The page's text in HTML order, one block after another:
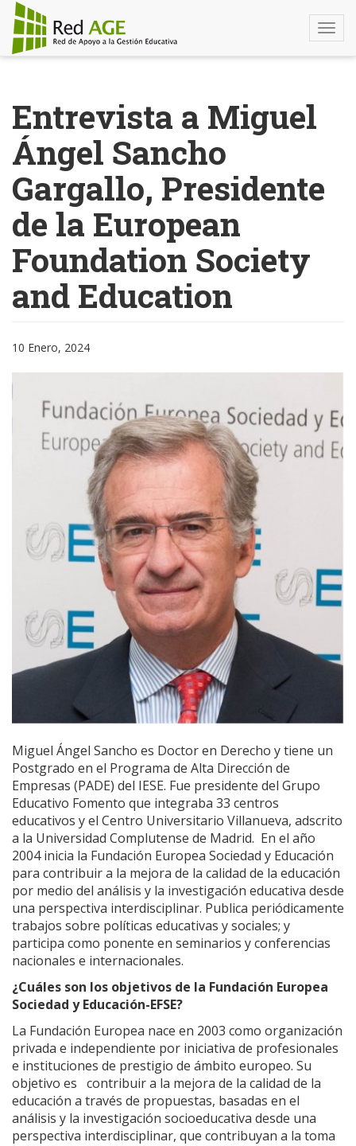
contenido
principal
Entrevista a Miguel
Ángel Sancho
Gargallo, Presidente
de la European
Foundation Society
and Education
10 Enero, 2024
Miguel Ángel Sancho es Doctor en Derecho y tiene un
Postgrado en el Programa de Alta Dirección de
Empresas (PADE) del IESE. Fue presidente del Grupo
Educativo Fomento que integraba 33 centros
educativos y el Centro Universitario Villanueva, adscrito
a la Universidad Complutense de Madrid. En el año
2004 inicia la Fundación Europea Sociedad y Educación
para contribuir a la mejora de la calidad de la educación
por medio del análisis y la investigación educativa desde
una perspectiva interdisciplinar. Publica periódicamente
trabajos sobre políticas educativas y sociales; y
participa como ponente en seminarios y conferencias
nacionales e internacionales.
¿Cuáles son los objetivos de la Fundación Europea
Sociedad y Educación-EFSE?
La Fundación Europea nace en 2003 como organización
privada e independiente por iniciativa de profesionales
e instituciones de prestigio de ámbito europeo. Su
objetivo es contribuir a la mejora de la calidad de la
educación a través de propuestas, basadas en el
análisis y la investigación socioeducativa desde una
perspectiva interdisciplinar, que contribuyan a la toma